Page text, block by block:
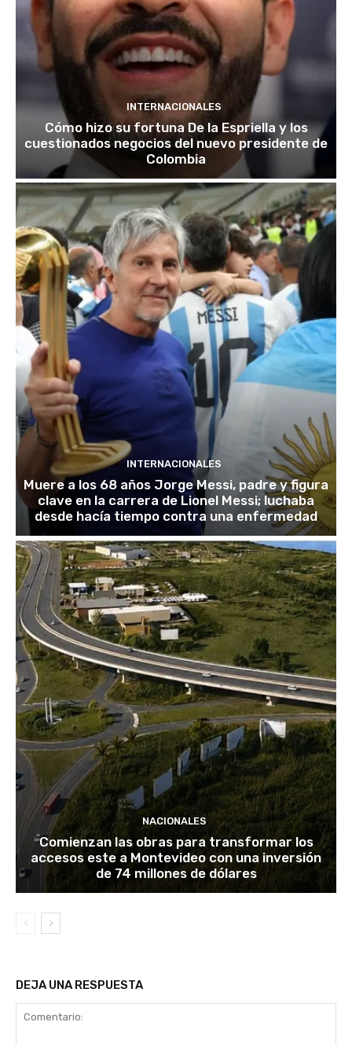
INTERNACIONALES
Cómo hizo su fortuna De la Espriella y los
cuestionados negocios del nuevo presidente de
Colombia
INTERNACIONALES
Muere a los 68 años Jorge Messi, padre y figura
clave en la carrera de Lionel Messi; luchaba
desde hacía tiempo contra una enfermedad
NACIONALES
Comienzan las obras para transformar los
accesos este a Montevideo con una inversión
de 74 millones de dólares
DEJA UNA RESPUESTA